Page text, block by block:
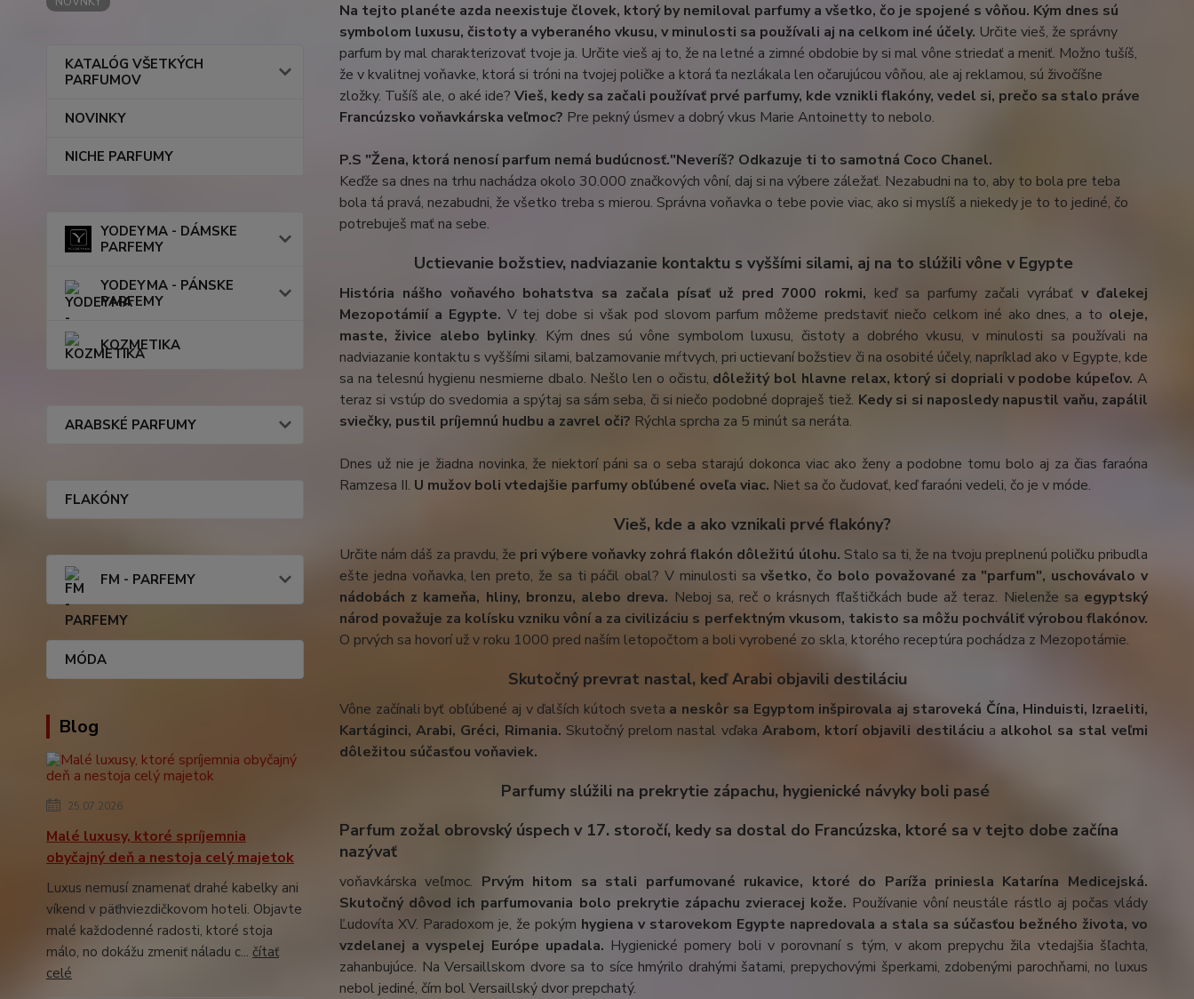
KATALÓG VŠETKÝCH
PARFUMOV
NOVINKY
NICHE PARFUMY
YODEYMA - DÁMSKE
PARFEMY
YODEYMA - PÁNSKE
PARFEMY
KOZMETIKA
ARABSKÉ PARFUMY
FLAKÓNY
FM - PARFEMY
MÓDA
Blog
25.07.2026
Malé luxusy, ktoré spríjemnia
obyčajný deň a nestoja celý majetok
Luxus nemusí znamenať drahé kabelky ani
víkend v päťhviezdičkovom hoteli. Objavte
malé každodenné radosti, ktoré stoja
málo, no dokážu zmeniť náladu c... čítať
celé
Na tejto planéte azda neexistuje človek, ktorý by nemiloval parfumy a všetko, čo je spojené s vôňou. Kým dnes sú
symbolom luxusu, čistoty a vyberaného vkusu, v minulosti sa používali aj na celkom iné účely. Určite vieš, že správny
parfum by mal charakterizovať tvoje ja. Určite vieš aj to, že na letné a zimné obdobie by si mal vône striedať a meniť. Možno tušíš,
že v kvalitnej voňavke, ktorá si tróni na tvojej poličke a ktorá ťa nezlákala len očarujúcou vôňou, ale aj reklamou, sú živočíšne
zložky. Tušíš ale, o aké ide? Vieš, kedy sa začali používať prvé parfumy, kde vznikli flakóny, vedel si, prečo sa stalo práve
Francúzsko voňavkárska veľmoc? Pre pekný úsmev a dobrý vkus Marie Antoinetty to nebolo.
P.S "Žena, ktorá nenosí parfum nemá budúcnosť."Neveríš? Odkazuje ti to samotná Coco Chanel.
Keďže sa dnes na trhu nachádza okolo 30.000 značkových vôní, daj si na výbere záležať. Nezabudni na to, aby to bola pre teba
bola tá pravá, nezabudni, že všetko treba s mierou. Správna voňavka o tebe povie viac, ako si myslíš a niekedy je to to jediné, čo
potrebuješ mať na sebe.
Uctievanie božstiev, nadviazanie kontaktu s vyššími silami, aj na to slúžili vône v Egypte
História nášho voňavého bohatstva sa začala písať už pred 7000 rokmi, keď sa parfumy začali vyrábať v ďalekej
Mezopotámií a Egypte. V tej dobe si však pod slovom parfum môžeme predstaviť niečo celkom iné ako dnes, a to oleje,
maste, živice alebo bylinky. Kým dnes sú vône symbolom luxusu, čistoty a dobrého vkusu, v minulosti sa používali na
nadviazanie kontaktu s vyššími silami, balzamovanie mŕtvych, pri uctievaní božstiev či na osobité účely, napríklad ako v Egypte, kde
sa na telesnú hygienu nesmierne dbalo. Nešlo len o očistu, dôležitý bol hlavne relax, ktorý si dopriali v podobe kúpeľov. A
teraz si vstúp do svedomia a spýtaj sa sám seba, či si niečo podobné dopraješ tiež. Kedy si si naposledy napustil vaňu, zapálil
sviečky, pustil príjemnú hudbu a zavrel oči? Rýchla sprcha za 5 minút sa neráta.
Dnes už nie je žiadna novinka, že niektorí páni sa o seba starajú dokonca viac ako ženy a podobne tomu bolo aj za čias faraóna
Ramzesa II. U mužov boli vtedajšie parfumy obľúbené oveľa viac. Niet sa čo čudovať, keď faraóni vedeli, čo je v móde.
Vieš, kde a ako vznikali prvé flakóny?
Určite nám dáš za pravdu, že pri výbere voňavky zohrá flakón dôležitú úlohu. Stalo sa ti, že na tvoju preplnenú poličku pribudla
ešte jedna voňavka, len preto, že sa ti páčil obal? V minulosti sa všetko, čo bolo považované za "parfum", uschovávalo v
nádobách z kameňa, hliny, bronzu, alebo dreva. Neboj sa, reč o krásnych fľaštičkách bude až teraz. Nielenže sa egyptský
národ považuje za kolísku vzniku vôní a za civilizáciu s perfektným vkusom, takisto sa môžu pochváliť výrobou flakónov.
O prvých sa hovorí už v roku 1000 pred naším letopočtom a boli vyrobené zo skla, ktorého receptúra pochádza z Mezopotámie.
Skutočný prevrat nastal, keď Arabi objavili destiláciu
Vône začínali byť obľúbené aj v ďalších kútoch sveta a neskôr sa Egyptom inšpirovala aj staroveká Čína, Hinduisti, Izraeliti,
Kartáginci, Arabi, Gréci, Rimania. Skutočný prelom nastal vďaka Arabom, ktorí objavili destiláciu a alkohol sa stal veľmi
dôležitou súčasťou voňaviek.
Parfumy slúžili na prekrytie zápachu, hygienické návyky boli pasé
Parfum zožal obrovský úspech v 17. storočí, kedy sa dostal do Francúzska, ktoré sa v tejto dobe začína
nazývať
voňavkárska veľmoc. Prvým hitom sa stali parfumované rukavice, ktoré do Paríža priniesla Katarína Medicejská.
Skutočný dôvod ich parfumovania bolo prekrytie zápachu zvieracej kože. Používanie vôní neustále rástlo aj počas vlády
Ľudovíta XV. Paradoxom je, že pokým hygiena v starovekom Egypte napredovala a stala sa súčasťou bežného života, vo
vzdelanej a vyspelej Európe upadala. Hygienické pomery boli v porovnaní s tým, v akom prepychu žila vtedajšia šľachta,
zahanbujúce. Na Versaillskom dvore sa to síce hmýrilo drahými šatami, prepychovými šperkami, zdobenými parochňami, no luxus
nebol jediné, čím bol Versaillský dvor prepchatý.